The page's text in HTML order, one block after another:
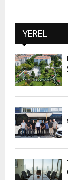
YEREL